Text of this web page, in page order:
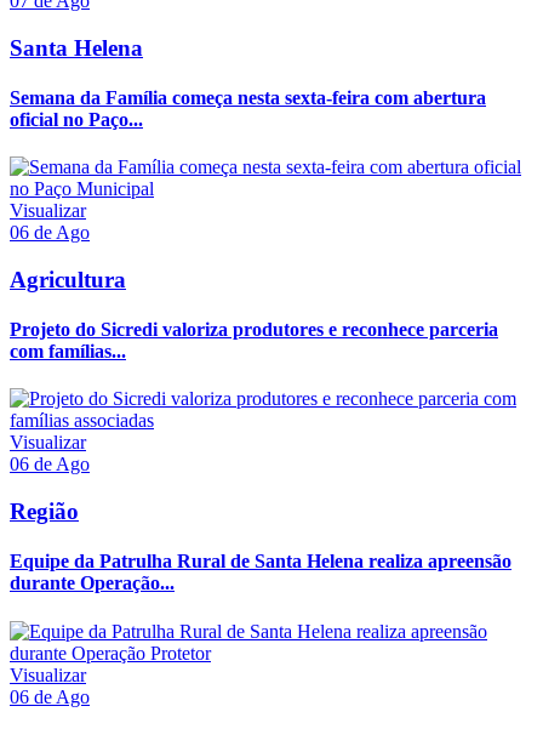
Santa Helena
Semana da Família começa nesta sexta-feira com abertura
oficial no Paço...
Visualizar
06 de Ago
Agricultura
Projeto do Sicredi valoriza produtores e reconhece parceria
com famílias...
Visualizar
06 de Ago
Região
Equipe da Patrulha Rural de Santa Helena realiza apreensão
durante Operação...
Visualizar
06 de Ago